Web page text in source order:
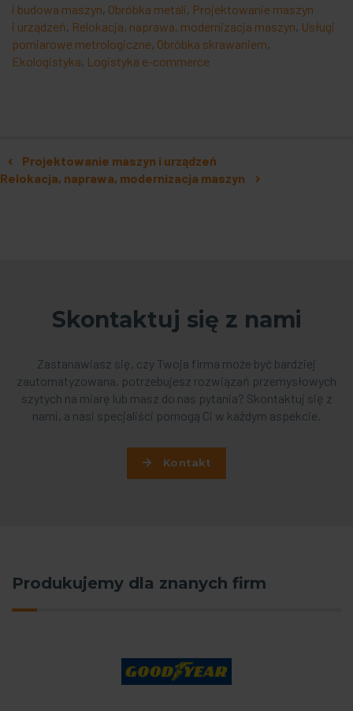
i budowa maszyn, Obróbka metali, Projektowanie maszyn
i urządzeń, Relokacja, naprawa, modernizacja maszyn, Usługi
pomiarowe metrologiczne, Obróbka skrawaniem,
Ekologistyka, Logistyka e-commerce
Projektowanie maszyn i urządzeń
Relokacja, naprawa, modernizacja maszyn
Skontaktuj się z nami
Zastanawiasz się, czy Twoja firma może być bardziej
zautomatyzowana, potrzebujesz rozwiązań przemysłowych
szytych na miarę lub masz do nas pytania? Skontaktuj się z
nami, a nasi specjaliści pomogą Ci w każdym aspekcie.
Kontakt
Produkujemy dla znanych firm